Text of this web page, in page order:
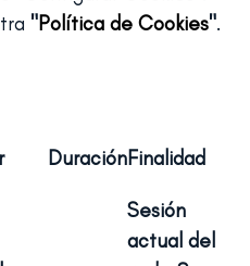
"Política de Cookies".
DuraciónFinalidad
Sesión
actual del